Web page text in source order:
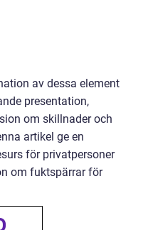
av dessa element
presentation,
om skillnader och
artikel ge en
för privatpersoner
om fuktspärrar för